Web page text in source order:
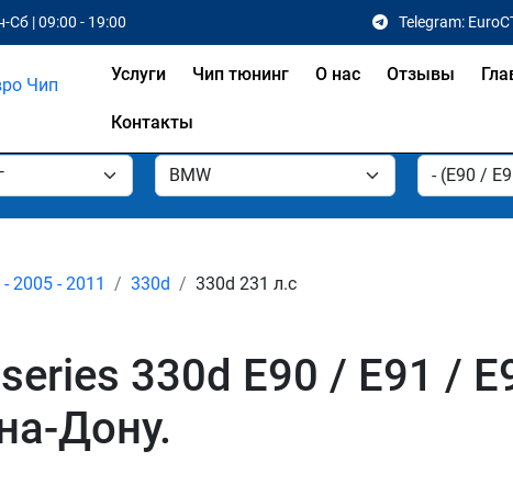
Сб | 09:00 - 19:00 Telegram:
Услуги Чип тюнинг О нас Отзывы
Контакты
2005 - 2011 330d 330d 231 л.с
330d E90 / E91 /
Дону.